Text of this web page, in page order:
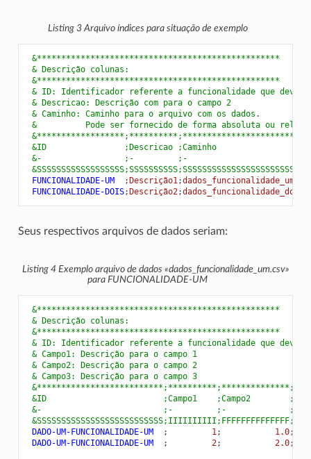
Listing 3Arquivo índices para situação de exemplo
&**************************************************
& Descrição colunas:
&**************************************************
& ID: Identificador referente a funcionalidade que deve
& Descricao: Descrição com para o campo 2
& Caminho: Caminho para o arquivo com os dados.
&          Pode ser fornecido de forma absoluta ou
&ID                ;Descricao ;Caminho
&-                 ;-         ;-
FUNCIONALIDADE-UM
;Descrição1 ;
FUNCIONALIDADE-DOIS;Descrição2 ;
Seus respectivos arquivos de dados seriam:
Listing 4 Exemplo arquivo de dados «dados_funcionalidade_um.csv»
para FUNCIONALIDADE-UM
&**************************************************
& Descrição colunas:
&**************************************************
& ID: Identificador referente a funcionalidade que deve
& Campo1: Descrição para o campo 1
& Campo2: Descrição para o campo 2
& Campo3: Descrição para o campo 3
&ID                        ;Campo1    ;Campo2
&-                         ;-         ;-             ;-
DADO-UM-FUNCIONALIDADE-UM
;
         1
;
           1.0
;
DADO-UM-FUNCIONALIDADE-UM
;
         2
;
           2.0
;